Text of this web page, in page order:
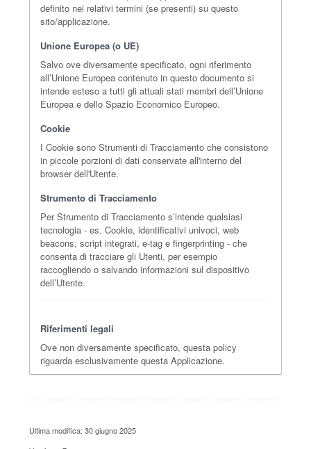
definito nei relativi termini (se presenti) su questo
sito/applicazione.
Unione Europea (o UE)
Salvo ove diversamente specificato, ogni riferimento
all’Unione Europea contenuto in questo documento si
intende esteso a tutti gli attuali stati membri dell’Unione
Europea e dello Spazio Economico Europeo.
Cookie
I Cookie sono Strumenti di Tracciamento che consistono
in piccole porzioni di dati conservate all'interno del
browser dell'Utente.
Strumento di Tracciamento
Per Strumento di Tracciamento s’intende qualsiasi
tecnologia - es. Cookie, identificativi univoci, web
beacons, script integrati, e-tag e fingerprinting - che
consenta di tracciare gli Utenti, per esempio
raccogliendo o salvando informazioni sul dispositivo
dell’Utente.
Riferimenti legali
Ove non diversamente specificato, questa policy
riguarda esclusivamente questa Applicazione.
Ultima modifica: 30 giugno 2025